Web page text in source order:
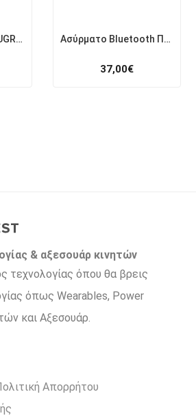
Ασύρματο Ποντίκι UGREEN M511 45012 Μαύρο Ασύρματο Bluetooth Πληκτρολόγιο Baseus K01A Αγγλικό US (Γκρι)
37,00€
& αξεσουάρ κινητών
τεχνολογίας όπου θα βρεις
όπως Wearables, Power
και Αξεσουάρ.
Απορρήτου